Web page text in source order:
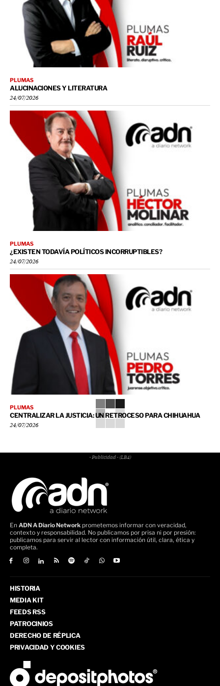
PLUMAS
ALUCINACIONES Y LITERATURA
24/07/2026
PLUMAS
¿EXISTEN TODAVÍA POLÍTICOS INCORRUPTIBLES?
24/07/2026
PLUMAS
CENTRALIZAR LA JUSTICIA: UN RETROCESO PARA CHIHUAHUA
24/07/2026
- Publicidad - (LB4)
En ADN A Diario Network prometemos informar con veracidad,
contexto y responsabilidad. No publicamos por prisa ni por presión:
publicamos para servir al lector con información útil, clara, ética y
completa.
HISTORIA
MEDIA KIT
FEEDS RSS
PATROCINIOS
DERECHO DE RÉPLICA
PRIVACIDAD Y COOKIES